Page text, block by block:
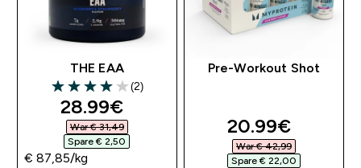
THE EAA
4 out of 5 stars
(2)
discounted price
28.99€‎
War € 31,49‎
Spare € 2,50‎
€ 87,85‎/kg
Pre-Workout Shot
discounted
20.99€‎
War € 42,99‎
Spare € 22,00‎